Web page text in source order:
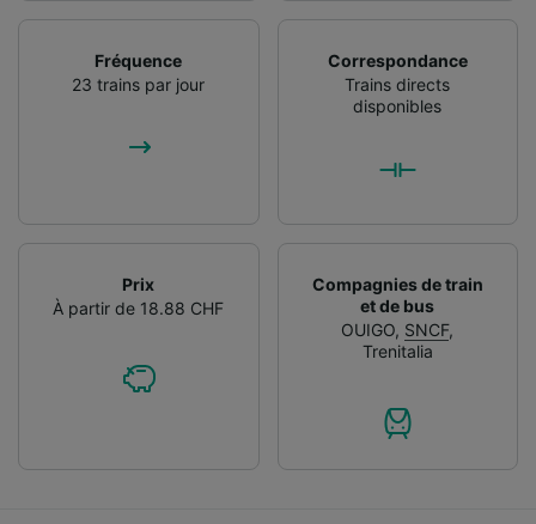
Fréquence
23 trains par jour
Correspondance
Trains directs
disponibles
Prix
À partir de 18.88 CHF
Compagnies de train
et de bus
OUIGO, SNCF,
Trenitalia